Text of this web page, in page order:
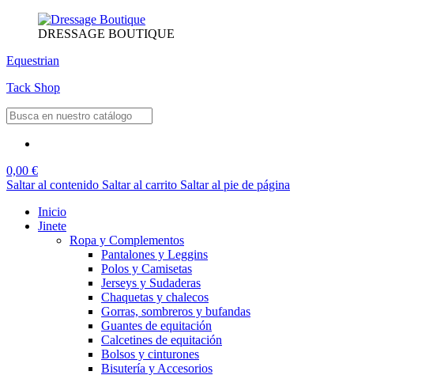
DRESSAGE BOUTIQUE
Equestrian
Tack Shop
0,00 €
Saltar al contenido Saltar al carrito Saltar al pie de página
Inicio
Jinete
Ropa y Complementos
Pantalones y Leggins
Polos y Camisetas
Jerseys y Sudaderas
Chaquetas y chalecos
Gorras, sombreros y bufandas
Guantes de equitación
Calcetines de equitación
Bolsos y cinturones
Bisutería y Accesorios